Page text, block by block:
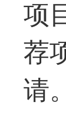
项
荐
请。